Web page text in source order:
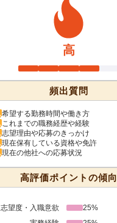
高
頻出質問
希望する勤務時間や働き方
これまでの職務経歴や経験
志望理由や応募のきっかけ
現在保有している資格や免許
現在の他社への応募状況
高評価ポイントの傾向
志望度・入職意欲
25%